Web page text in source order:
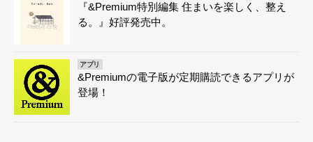
『&Premium特別編集 住まいを楽しく、整え
る。』好評発売中。
アプリ
&Premiumの電子版が定期購読できるアプリが
登場！